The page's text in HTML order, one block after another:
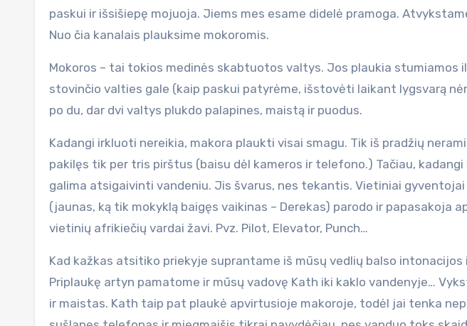
paskui ir išsišiepę mojuoja. Jiems mes esame didelė pramoga.
Nuo čia kanalais plauksime mokoromis.
Mokoros – tai tokios medinės skabtuotos valtys. Jos plaukia stumiamos
stovinčio valties gale (kaip paskui patyrėme, išstovėti laikant lygsvarą
po du, dar dvi valtys plukdo palapines, maistą ir puodus.
Kadangi irkluoti nereikia, makora plaukti visai smagu. Tik iš pradžių
pakilęs tik per tris pirštus (baisu dėl kameros ir telefono.) Tačiau,
galima atsigaivinti vandeniu. Jis švarus, nes tekantis. Vietiniai
(jaunas, ką tik mokyklą baigęs vaikinas – Derekas) parodo ir papasakoja
vietinių afrikiečių vardai žavi. Pvz. Pilot, Elevator, Punch…
Kad kažkas atsitiko priekyje suprantame iš mūsų vedlių balso intonacijos
Priplaukę artyn pamatome ir mūsų vadovę Kath iki kaklo vandenyje…
ir maistas. Kath taip pat plaukė apvirtusioje makoroje, todėl jai tenka